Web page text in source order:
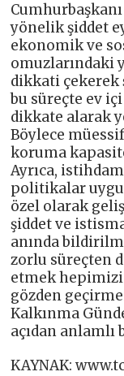
yönelik şiddet
ekonomik ve
omuzlarındaki
dikkati çekerek
bu süreçte ev
dikkate alarak
Böylece
koruma
Ayrıca,
politikalar
özel olarak
şiddet ve
anında
zorlu süreçten
etmek
gözden
Kalkınma
açıdan anlamlı
KAYNAK: